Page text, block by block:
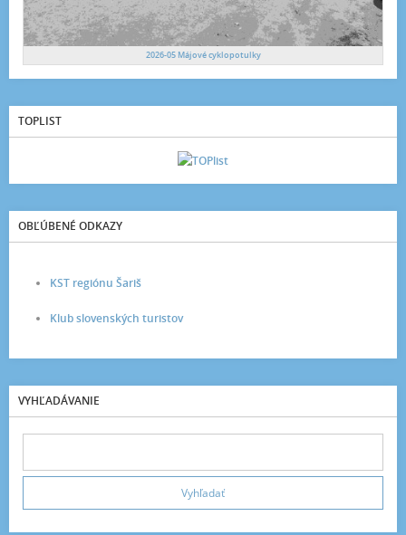
2026-05 Májové cyklopotulky
TOPLIST
OBĽÚBENÉ ODKAZY
KST regiónu Šariš
Klub slovenských turistov
VYHĽADÁVANIE